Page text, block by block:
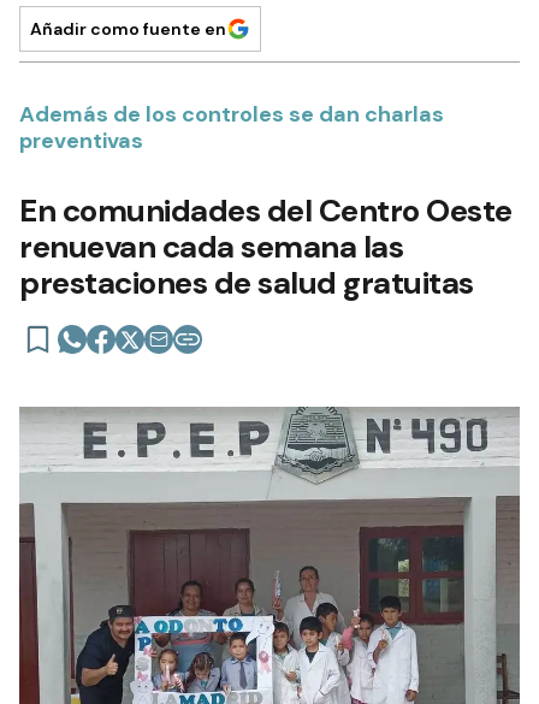
Añadir como fuente en
Además de los controles se dan charlas
preventivas
En comunidades del Centro Oeste
renuevan cada semana las
prestaciones de salud gratuitas